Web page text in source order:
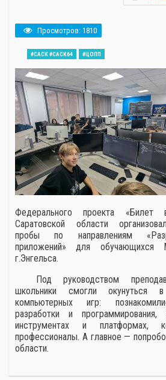
Просмотров: 1810
#САСК #САСК64 #ЦОПП
Федерального проекта
Саратовской области
пробы по направлениям
приложений» для
г.Энгельса.
Под руководством
школьники смогли окунуться
компьютерных игр:
разработки и
инструментах и платформах,
профессионалы. А главное —
области.